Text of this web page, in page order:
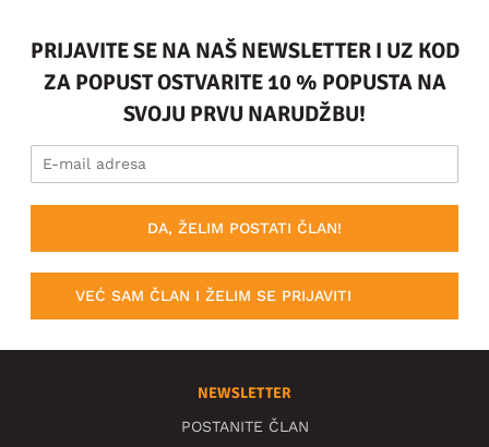
PRIJAVITE SE NA NAŠ NEWSLETTER I UZ KOD
ZA POPUST OSTVARITE 10 % POPUSTA NA
SVOJU PRVU NARUDŽBU!
DA, ŽELIM POSTATI ČLAN!
VEĆ SAM ČLAN I ŽELIM SE PRIJAVITI
NEWSLETTER
POSTANITE ČLAN